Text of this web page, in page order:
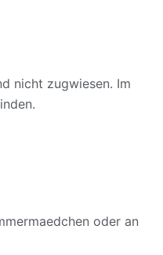
nicht zugwiesen. Im
oder an